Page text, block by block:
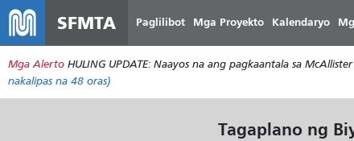
SFMTA Paglilibot Mga Proyekto Kalendaryo
Mga Alerto HULING UPDATE: Naayos na ang pagkaantala sa
nakalipas na 48 oras)
Tagaplano ng